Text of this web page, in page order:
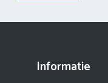
Informatie